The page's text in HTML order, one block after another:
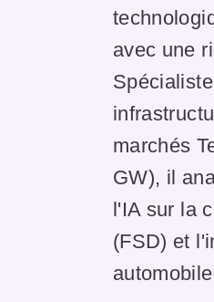
avec une
marchés
GW), il
l'IA sur la
(FSD) et